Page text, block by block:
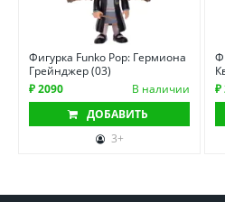
Фигурка Funko Pop: Гермиона
Грейнджер (03)
₽ 2090
В наличии
ДОБАВИТЬ
3+
₽